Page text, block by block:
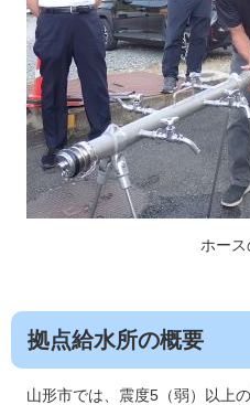
ホー
拠点給水所の概要
山形市では、震度5（弱）以上